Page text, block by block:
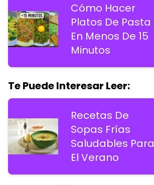
Cómo Hacer
Platos De Pasta
En Menos De 15
Minutos
Te Puede Interesar Leer:
Recetas De
Sopas Frías
Saludables Para
El Verano